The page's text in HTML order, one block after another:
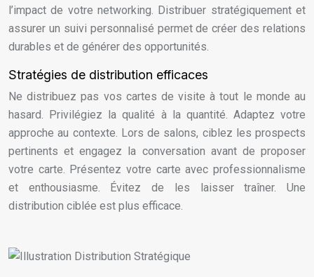
l’impact de votre networking. Distribuer stratégiquement et
assurer un suivi personnalisé permet de créer des relations
durables et de générer des opportunités.
Stratégies de distribution efficaces
Ne distribuez pas vos cartes de visite à tout le monde au
hasard. Privilégiez la qualité à la quantité. Adaptez votre
approche au contexte. Lors de salons, ciblez les prospects
pertinents et engagez la conversation avant de proposer
votre carte. Présentez votre carte avec professionnalisme
et enthousiasme. Évitez de les laisser traîner. Une
distribution ciblée est plus efficace.